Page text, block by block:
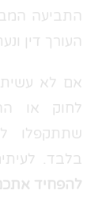
התביעה
העורך דין
אם לא
לחוק או
שתתקפלו
בלבד.
להפחיד